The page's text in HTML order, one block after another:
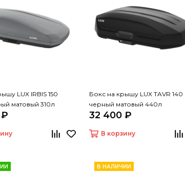
LUX IRBIS 150
матовый 310л
Бокс на крышу LUX TAVR 140
черный матовый 440л
32 400 ₽
В корзину
В НАЛИЧИИ